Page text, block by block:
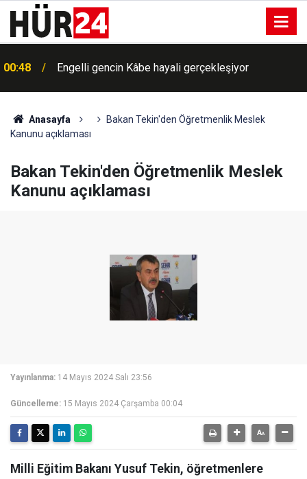
00:48 Engelli gencin Kâbe hayali gerçekleşiyor
Anasayfa
Bakan Tekin'den Öğretmenlik Meslek
Kanunu açıklaması
Bakan Tekin'den Öğretmenlik Meslek
Kanunu açıklaması
Yayınlanma: 14 Mayıs 2024 Salı 23:56
Güncelleme: 15 Mayıs 2024 Çarşamba 00:04
Milli Eğitim Bakanı Yusuf Tekin, öğretmenlere